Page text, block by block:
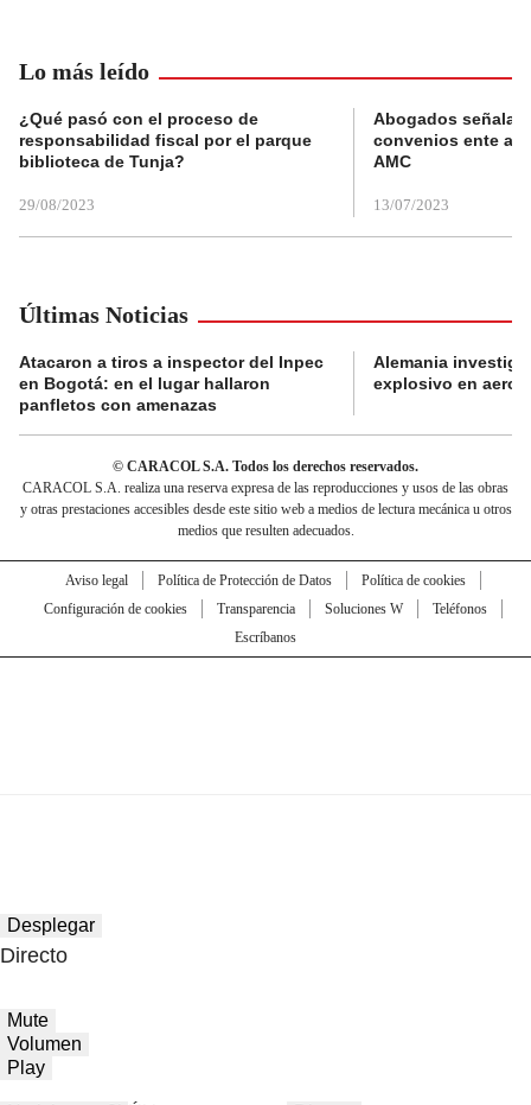
Lo más leído
¿Qué pasó con el proceso de
responsabilidad fiscal por el parque
biblioteca de Tunja?
29/08/2023
Abogados
convenios ente
AMC
13/07/2023
Últimas Noticias
Atacaron a tiros a inspector del Inpec
en Bogotá: en el lugar hallaron
panfletos con amenazas
Alemania
explosivo en
© CARACOL S.A. Todos los derechos reservados.
CARACOL S.A. realiza una reserva expresa de las reproducciones y usos de las obras
y otras prestaciones accesibles desde este sitio web a medios de lectura mecánica u otros
medios que resulten adecuados.
Aviso legal Política de Protección de Datos
Política de cookies
Configuración de cookies
Transparencia Soluciones W
Teléfonos
Escríbanos
Desplegar
Directo
Mute
Volumen
Play